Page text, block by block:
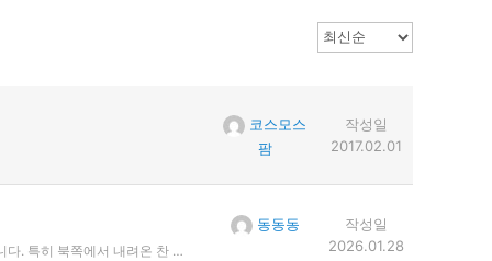
코스모스
팜
작성일
2017.02.01
니다. 해안가를 중심으로는 바람이 강하게 불어 들겠습니다. 내일 제주 지역에만 비나 눈 예보가 들어 있고요. 당분간 다른 지역의 하늘 맑게 드러나겠습니다.
동동동
작성일
2026.01.28